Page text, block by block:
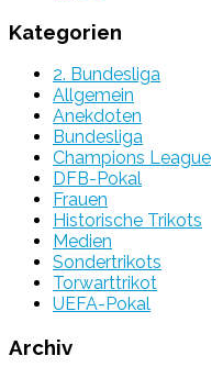
Kategorien
2. Bundesliga
Allgemein
Anekdoten
Bundesliga
Champions League
DFB-Pokal
Frauen
Historische Trikots
Medien
Sondertrikots
Torwarttrikot
UEFA-Pokal
Archiv